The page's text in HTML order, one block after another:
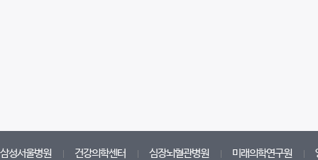
삼성서울병원 건강의학센터 심장뇌혈관병원 미래의학연구원